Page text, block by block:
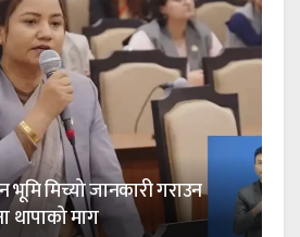
मिच्यो जानकारी गराउन
थापाको माग